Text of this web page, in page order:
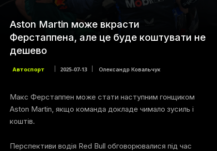
Aston Martin може вкрасти
Ферстаппена, але це буде коштувати не
дешево
Автоспорт 2025-07-13 Олександр Ковальчук
Макс Ферстаппен може стати наступним гонщиком
Aston Martin, якщо команда докладе чимало зусиль і
коштів.
Перспективи водія Red Bull обговорювалися під час